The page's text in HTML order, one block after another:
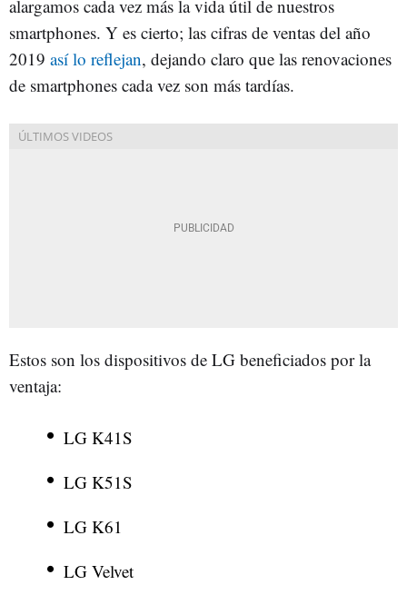
alargamos cada vez más la vida útil de nuestros
smartphones. Y es cierto; las cifras de ventas del año
2019 así lo reflejan, dejando claro que las renovaciones
de smartphones cada vez son más tardías.
Estos son los dispositivos de LG beneficiados por la
ventaja:
LG K41S
LG K51S
LG K61
LG Velvet